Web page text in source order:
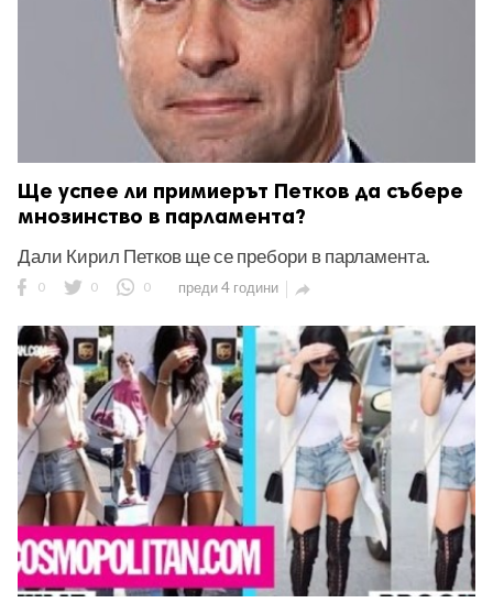
Ще успее ли примиерът Петков да събере
мнозинство в парламента?
Дали Кирил Петков ще се пребори в парламента.
0 0 0 преди 4 години 